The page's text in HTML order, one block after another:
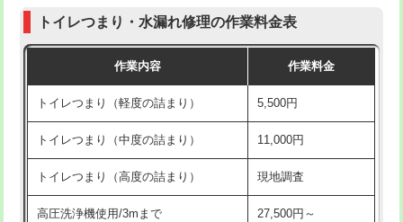
トイレつまり・水漏れ修理の作業料金表
作業内容 作業料金
トイレつまり（軽度の詰まり） 5,500円
トイレつまり（中度の詰まり） 11,000円
トイレつまり（高度の詰まり） 現地調査
高圧洗浄機使用/3mまで
27,500円～